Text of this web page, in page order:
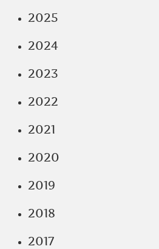
2025
2024
2023
2022
2021
2020
2019
2018
2017